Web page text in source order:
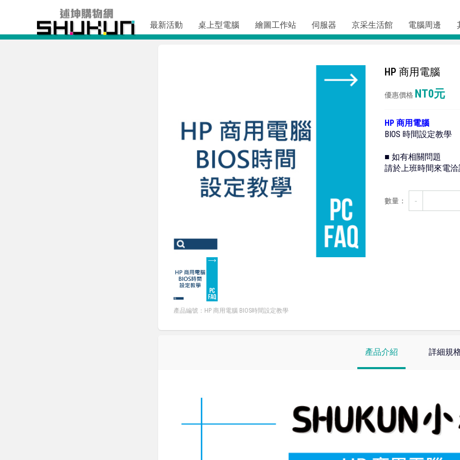
最新活動 桌上型電腦 繪圖工作站 伺服器 京采生活館 電腦周邊
產品編號：HP 商用電腦 BIOS時間設定教學
HP 商用電腦
優惠價格 NT0元
HP 商用電腦
BIOS 時間設定教學
■ 如有相關問題
請於上班時間來電洽
數量： -
產品介紹 詳細規